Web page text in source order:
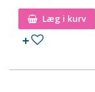
Læg i kurv
Tilføj til